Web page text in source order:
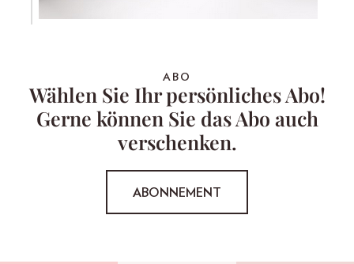
ABO
Wählen Sie Ihr persönliches Abo!
Gerne können Sie das Abo auch
verschenken.
ABONNEMENT